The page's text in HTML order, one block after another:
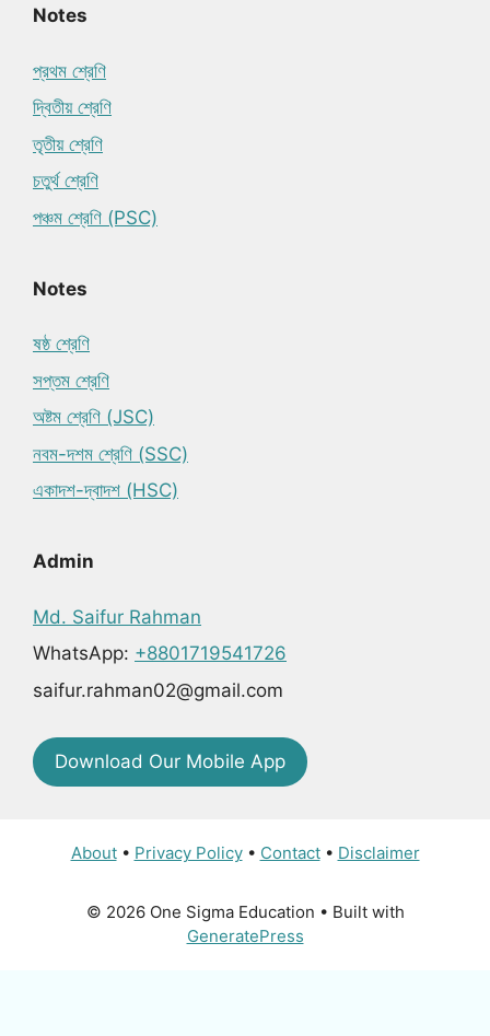
Notes
প্রথম শ্রেণি
দ্বিতীয় শ্রেণি
তৃতীয় শ্রেণি
চতুর্থ শ্রেণি
পঞ্চম শ্রেণি (PSC)
Notes
ষষ্ঠ শ্রেণি
সপ্তম শ্রেণি
অষ্টম শ্রেণি (JSC)
নবম-দশম শ্রেণি (SSC)
একাদশ-দ্বাদশ (HSC)
Admin
Md. Saifur Rahman
WhatsApp: +8801719541726
saifur.rahman02@gmail.com
Download Our Mobile App
About• Privacy Policy• Contact• Disclaimer
© 2026 One Sigma Education • Built with
GeneratePress